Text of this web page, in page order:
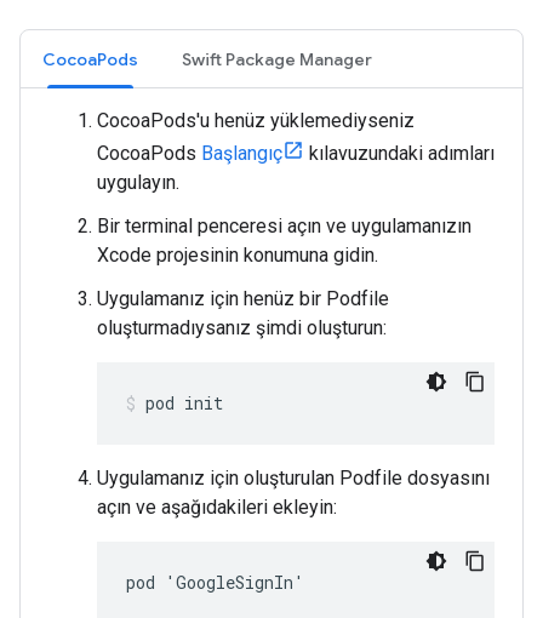
CocoaPods Swift Package Manager
CocoaPods'u henüz yüklemediyseniz
CocoaPods Başlangıç
kılavuzundaki adımları
uygulayın.
Bir terminal penceresi açın ve uygulamanızın
Xcode projesinin konumuna gidin.
Uygulamanız için henüz bir Podfile
oluşturmadıysanız şimdi oluşturun:
pod init
Uygulamanız için oluşturulan Podfile dosyasını
açın ve aşağıdakileri ekleyin:
pod 'GoogleSignIn'